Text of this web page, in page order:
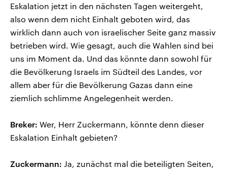
Eskalation jetzt in den nächsten Tagen weitergeht,
also wenn dem nicht Einhalt geboten wird, das
wirklich dann auch von israelischer Seite ganz massiv
betrieben wird. Wie gesagt, auch die Wahlen sind bei
uns im Moment da. Und das könnte dann sowohl für
die Bevölkerung Israels im Südteil des Landes, vor
allem aber für die Bevölkerung Gazas dann eine
ziemlich schlimme Angelegenheit werden.
Breker: Wer, Herr Zuckermann, könnte denn dieser
Eskalation Einhalt gebieten?
Zuckermann: Ja, zunächst mal die beteiligten Seiten,